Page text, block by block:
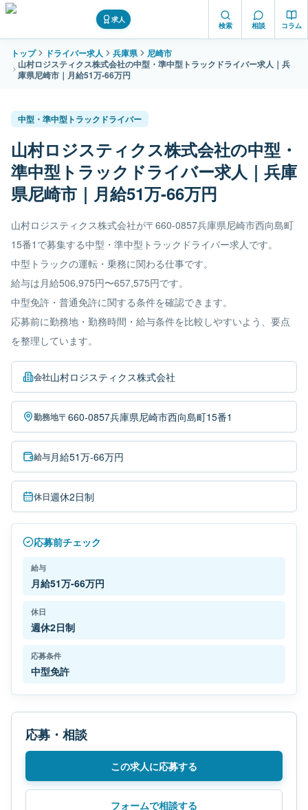
求人
検索 相談 コラム
トップ ドライバー求人 兵庫県
尼崎市
山村ロジスティクス株式会社の中型・準中型トラックドライバー求人｜兵
庫県尼崎市｜月給51万-66万円
中型・準中型トラックドライバー
山村ロジスティクス株式会社の中型・
準中型トラックドライバー求人｜兵庫
県尼崎市｜月給51万-66万円
山村ロジスティクス株式会社が〒660-0857兵庫県尼崎市西向島町
15番1で募集する中型・準中型トラックドライバー求人です。
中型トラックの運転・乗務に関わる仕事です。
給与は月給506,975円〜657,575円です。
中型免許・普通免許に関する条件を確認できます。
応募前に勤務地・勤務時間・給与条件を比較しやすいよう、要点
を整理しています。
会社山村ロジスティクス株式会社
勤務地〒660-0857兵庫県尼崎市西向島町15番1
給与月給51万-66万円
休日週休2日制
応募前チェック
給与
月給51万-66万円
休日
週休2日制
応募条件
中型免許
応募・相談
この求人に応募する
フォームで相談する